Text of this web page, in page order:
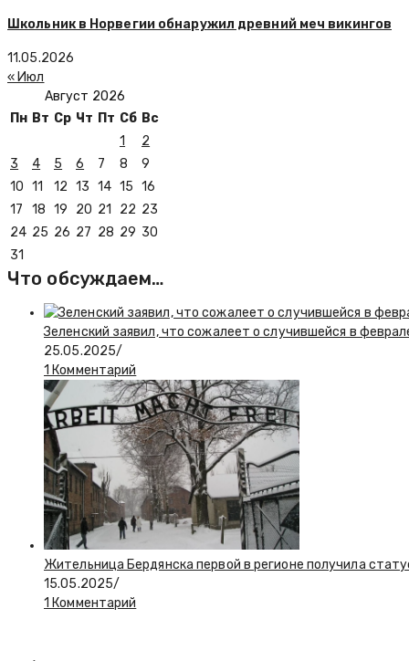
Школьник в Норвегии обнаружил древний меч викингов
11.05.2026
« Июл
Август 2026
Пн Вт Ср Чт Пт Сб Вс
1
2
3
4 5 6 7 8
9
10 11 12 13 14 15 16
17
18 19 20 21 22 23
24 25 26 27 28 29 30
31
Что обсуждаем…
Зеленский заявил, что сожалеет о случившейся в
25.05.2025/
1 Комментарий
Жительница Бердянска первой в регионе получила
15.05.2025/
1 Комментарий